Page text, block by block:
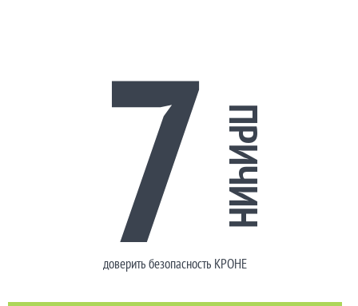
7 ПРИЧИН
доверить безопасность КРОНЕ